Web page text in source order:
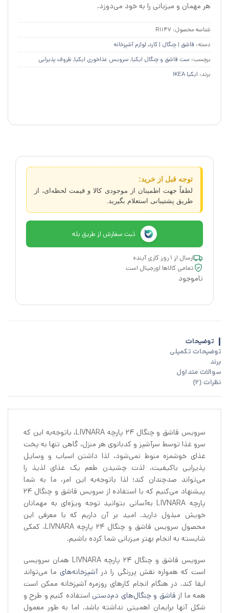
هر مهمان و میزبانی را به خود می‌دوزد.
شناسه محصول: R1147
دسته: قاشق‌ | چنگال | کارد, لوازم آشپزخانه
برچسب: ست قاشق و چنگال ایکیا, سرویس غذاخوری ایکیا, ظروف پذیرایی
برند: ایکیا IKEA
توجه قبل از خرید:
لطفاً جهت اطمینان از موجودی کالا و قیمت لحظه‌ای، از
طریق پشتیبانی استعلام بگیرید.
ثبت سفارش از طریق بله
ارسال از ۱ روز کاری آینده
تمامی کالاها اورجینال است
ناموجود
توضیحات
توضیحات تکمیلی
برند
سوالات متداول
نظرات (2)
سرویس قاشق و چنگال 24 پارچه LIVNARA، باتوجه‌به این که
سرو غذا توسط سرآشپز و کدبانوی هر منزل، گاهی تنها به پخت
غذای خوشمزه منوط نمی‌شود، لذا داشتن اسباب و وسایل
پذیرایی باکیفیت، لذت چشیدن طعم یک غذای لذیذ را
می‌تواند صدچندان کند؛ لذا باتوجه‌به این امر، ما به شما
پیشنهاد می‌کنیم که با استفاده از سرویس قاشق و چنگال 24
پارچه LIVNARA به‌آسانی بتوانید توجه ویژه‌ای به مهمانان
خویش مبذول دارید. امید بر آن داریم که با معرفی این
محصول سرویس قاشق و چنگال 24 پارچه LIVNARA، کمکی
شایسته به انجام بهتر میزبانی شما کرده باشیم.
سرویس قاشق و چنگال 24 پارچه LIVNARA همان سرویسی
است که همواره نقش پررنگی را درآشپزخانه‌های ما می‌تواند
ایفا کند. در هنگام انجام کارهای روزمره آشپزخانه ممکن است
همه ما از قاشق و چنگال‌های دم‌دستی استفاده کنیم و طرح و
شکل آنها برایمان اهمیتی نداشته باشد. اما به طور معمول